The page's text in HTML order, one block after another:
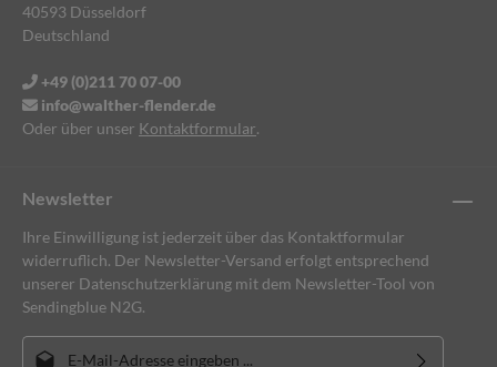
Newsletter
Ihre Einwilligung ist jederzeit über das Kontaktformular
widerruflich. Der Newsletter-Versand erfolgt entsprechend
unserer Datenschutzerklärung mit dem Newsletter-Tool von
Sendingblue N2G.
E-Mail-Adresse*
40593 Düsseldorf
Deutschland
+49 (0)211 70 07-00
info@walther-flender.de
Oder über unser Kontaktformular.